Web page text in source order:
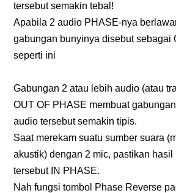
tersebut semakin tebal!
Apabila 2 audio PHASE-nya
gabungan bunyinya disebut sebagai
seperti ini
Gabungan 2 atau lebih audio (atau
OUT OF PHASE membuat
audio tersebut semakin tipis.
Saat merekam suatu sumber suara
akustik) dengan 2 mic, pastikan hasil
tersebut IN PHASE.
Nah fungsi tombol Phase Reverse